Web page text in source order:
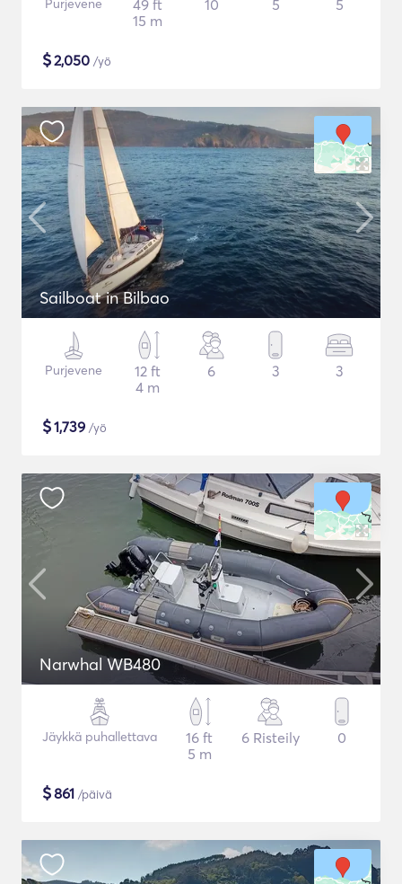
Purjevene
49 ft
15 m
10 5 5
$2,050 /yö
Sailboat in Bilbao
Purjevene
12 ft
4 m
6 3 3
$1,739 /yö
Narwhal WB480
Jäykkä puhallettava
16 ft
5 m
6 Risteily 0
$861 /päivä